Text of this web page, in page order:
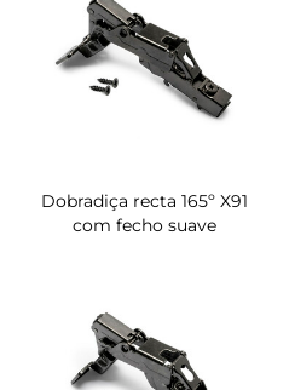
Dobradiça recta 165º X91
com fecho suave